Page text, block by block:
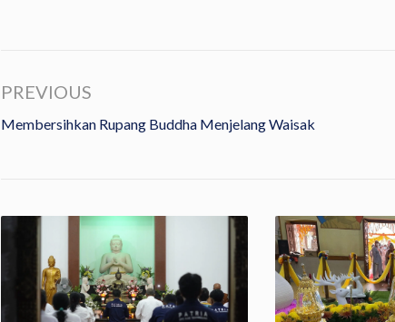
PREVIOUS
Membersihkan Rupang Buddha Menjelang Waisak